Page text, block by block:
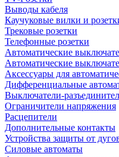
Выводы кабеля
Каучуковые вилки и
Трековые розетки
Телефонные розетки
Автоматические
Автоматические
Аксессуары для
Дифференциальные
Выключатели-
Ограничители напряжения
Расцепители
Дополнительные контакты
Устройства защиты от
Силовые автоматы